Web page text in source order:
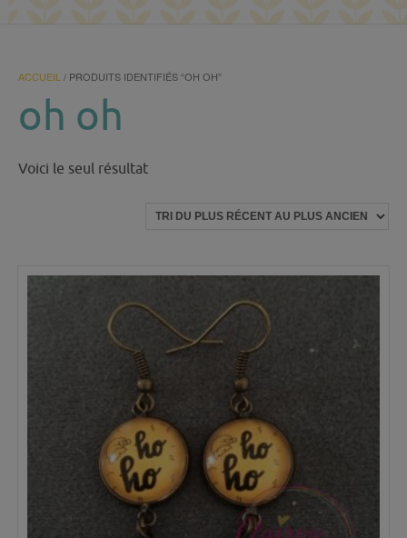
ACCUEIL / PRODUITS IDENTIFIÉS “OH OH”
oh oh
Voici le seul résultat